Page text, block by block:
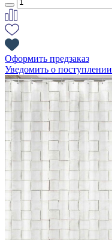
Оформить предзаказ
Уведомить о поступлении